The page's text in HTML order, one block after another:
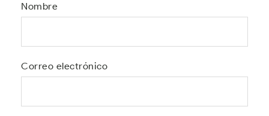
Nombre
Correo electrónico